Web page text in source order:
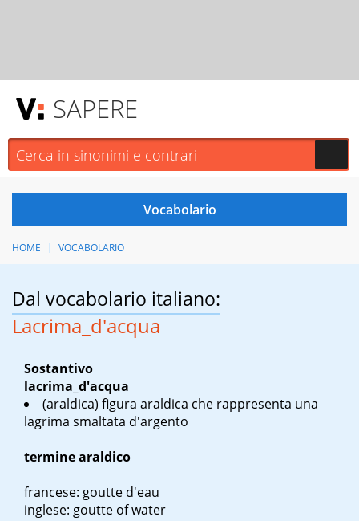
SAPERE
HOME VOCABOLARIO
Dal vocabolario italiano:
Lacrima_d'acqua
Sostantivo
lacrima_d'acqua
(araldica) figura araldica che rappresenta una
lagrima smaltata d'argento
termine araldico
francese: goutte d'eau
inglese: goutte of water